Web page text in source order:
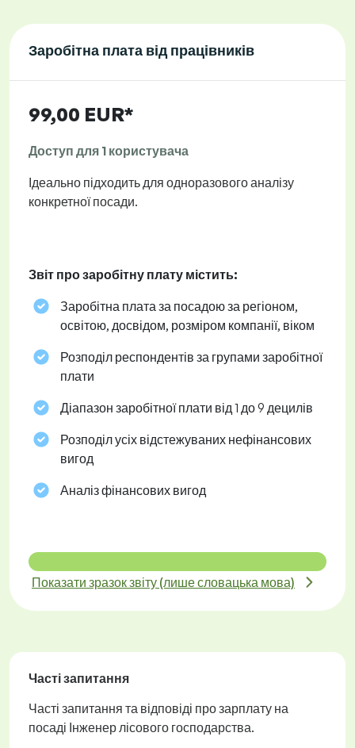
Заробітна плата від працівників
99,00 EUR*
Доступ для 1 користувача
Ідеально підходить для одноразового аналізу
конкретної посади.
Звіт про заробітну плату містить:
Заробітна плата за посадою за регіоном,
освітою, досвідом, розміром компанії, віком
Розподіл респондентів за групами заробітної
плати
Діапазон заробітної плати від 1 до 9 децилів
Розподіл усіх відстежуваних нефінансових
вигод
Аналіз фінансових вигод
Показати зразок звіту (лише словацька мова)
Часті запитання
Часті запитання та відповіді про зарплату на
посаді Інженер лісового господарства.